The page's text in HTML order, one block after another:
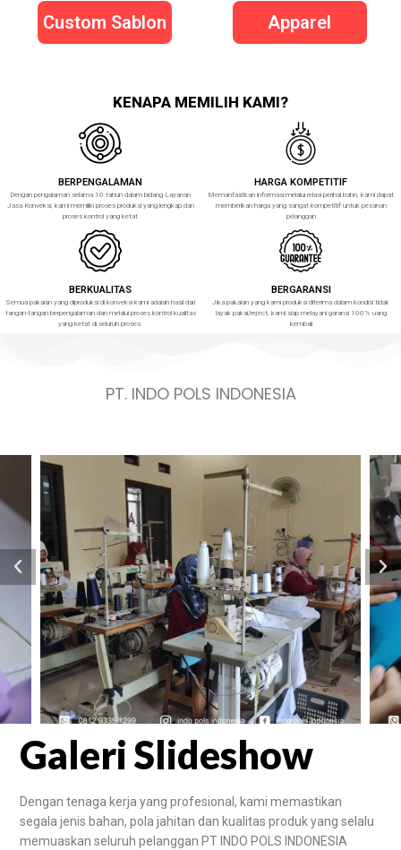
Custom Sablon Apparel
KENAPA MEMILIH KAMI?
BERPENGALAMAN
Dengan pengalaman selama 10 tahun dalam bidang Layanan
Jasa Konveksi, kami memiliki proses produksi yang lengkap dan
proses kontrol yang ketat
HARGA KOMPETITIF
Memanfaatkan informasi melalui relasi perihal bahn, kami dapat
memberikan harga yang sangat kompetitif untuk pesanan
pelanggan
BERKUALITAS
Semua pakaian yang diproduksi di konveksi kami adalah hasil dari
tangan-tangan berpengalaman dan melalui proses kontrol kualitas
yang ketat di seluruh proses.
BERGARANSI
Jika pakaian yang kami produksi diterima dalam kondisi tidak
layak pakai/reject, kami siap melayani garansi 100% uang
kembali
PT. INDO POLS INDONESIA
Galeri Slideshow
Dengan tenaga kerja yang profesional, kami memastikan
segala jenis bahan, pola jahitan dan kualitas produk yang selalu
memuaskan seluruh pelanggan PT INDO POLS INDONESIA